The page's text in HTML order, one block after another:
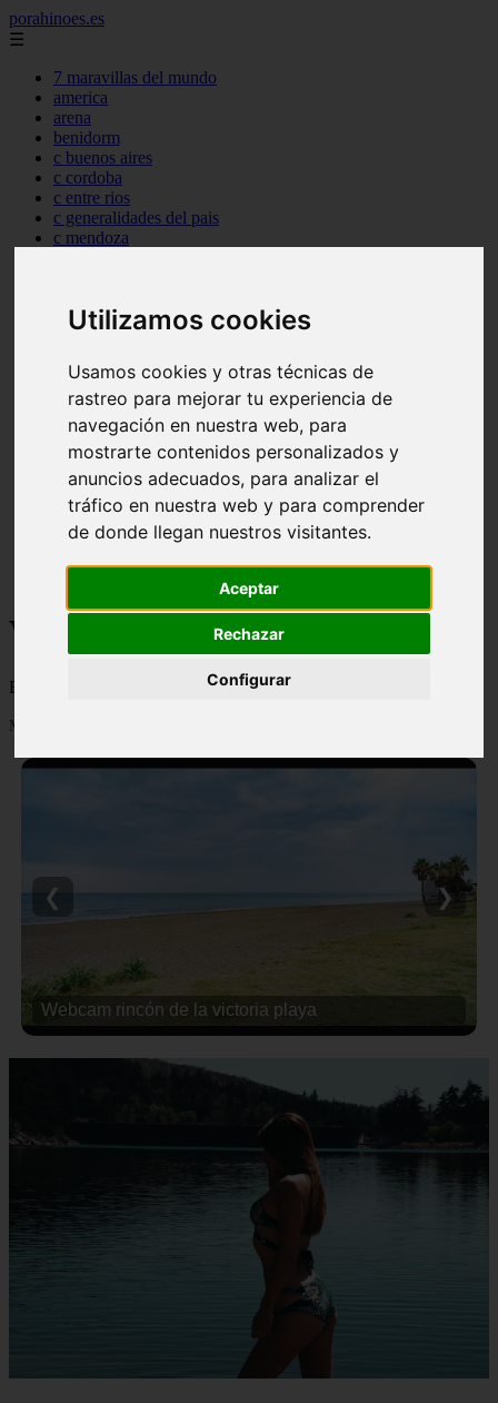
Utilizamos cookies
Usamos cookies y otras técnicas de
rastreo para mejorar tu experiencia de
navegación en nuestra web, para
mostrarte contenidos personalizados y
anuncios adecuados, para analizar el
tráfico en nuestra web y para comprender
de donde llegan nuestros visitantes.
Aceptar
Rechazar
Configurar
porahinoes.es
☰
7 maravillas del mundo
america
arena
benidorm
c buenos aires
c cordoba
c entre rios
c generalidades del pais
c mendoza
c santa fe
c zona austral
carmen
category
destinos
gijon
lanzarote
live
monumentos
naturaleza
Viajes y turismo
Blog sobre viajes y turismo, nacional e internacional, caro y barato
Mostrando 1 - 24 de 502 artículos
Webcam rincón de la victoria playa
❮ ❯